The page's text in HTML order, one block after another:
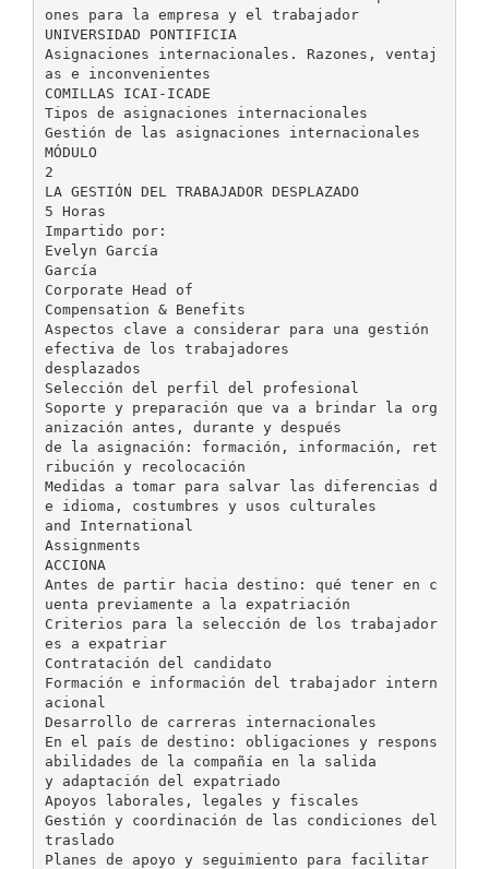
ones para la empresa y el trabajador
UNIVERSIDAD PONTIFICIA
Asignaciones internacionales. Razones, ventaj
as e inconvenientes
COMILLAS ICAI-ICADE
Tipos de asignaciones internacionales
Gestión de las asignaciones internacionales
MÓDULO
2
LA GESTIÓN DEL TRABAJADOR DESPLAZADO
5 Horas
Impartido por:
Evelyn García
García
Corporate Head of
Compensation & Benefits
Aspectos clave a considerar para una gestión
efectiva de los trabajadores
desplazados
Selección del perfil del profesional
Soporte y preparación que va a brindar la org
anización antes, durante y después
de la asignación: formación, información, ret
ribución y recolocación
Medidas a tomar para salvar las diferencias d
e idioma, costumbres y usos culturales
and International
Assignments
ACCIONA
Antes de partir hacia destino: qué tener en c
uenta previamente a la expatriación
Criterios para la selección de los trabajador
es a expatriar
Contratación del candidato
Formación e información del trabajador intern
acional
Desarrollo de carreras internacionales
En el país de destino: obligaciones y respons
abilidades de la compañía en la salida
y adaptación del expatriado
Apoyos laborales, legales y fiscales
Gestión y coordinación de las condiciones del
traslado
Planes de apoyo y seguimiento para facilitar